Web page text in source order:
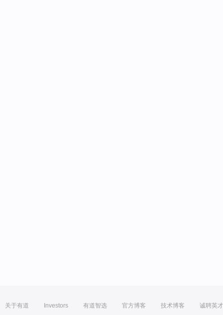
关于有道 Investors 有道智选 官方博客 技术博客 诚聘英才